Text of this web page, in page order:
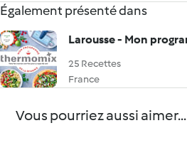
Également présenté dans
25 Recettes
France
Vous pourriez aussi aimer...